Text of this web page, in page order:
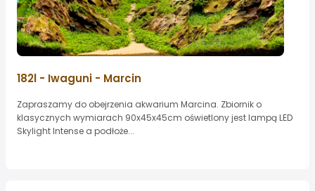
182l - Iwaguni - Marcin
Zapraszamy do obejrzenia akwarium Marcina. Zbiornik o
klasycznych wymiarach 90x45x45cm oświetlony jest lampą LED
Skylight Intense a podłoże...